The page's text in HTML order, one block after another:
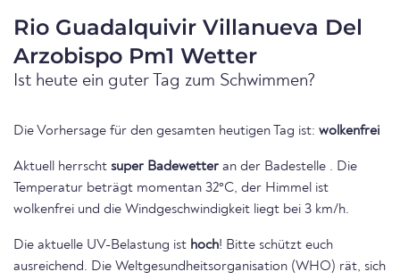
Rio Guadalquivir Villanueva Del
Arzobispo Pm1 Wetter
Ist heute ein guter Tag zum Schwimmen?
Die Vorhersage für den gesamten heutigen Tag ist: wolkenfrei
Aktuell herrscht super Badewetter an der Badestelle . Die
Temperatur beträgt momentan 32°C, der Himmel ist
wolkenfrei und die Windgeschwindigkeit liegt bei 3 km/h.
Die aktuelle UV-Belastung ist hoch! Bitte schützt euch
ausreichend. Die Weltgesundheitsorganisation (WHO) rät, sich